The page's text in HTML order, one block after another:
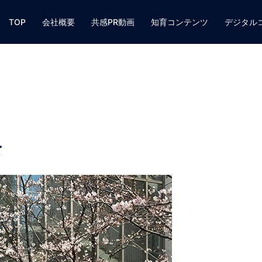
TOP 会社概要 共感PR動画 知育コンテンツ デジタル